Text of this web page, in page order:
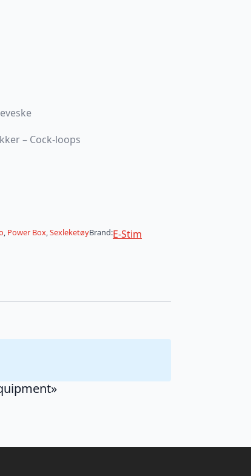
– Cock-loops
, Power Box,SexleketøyBrand:E-Stim